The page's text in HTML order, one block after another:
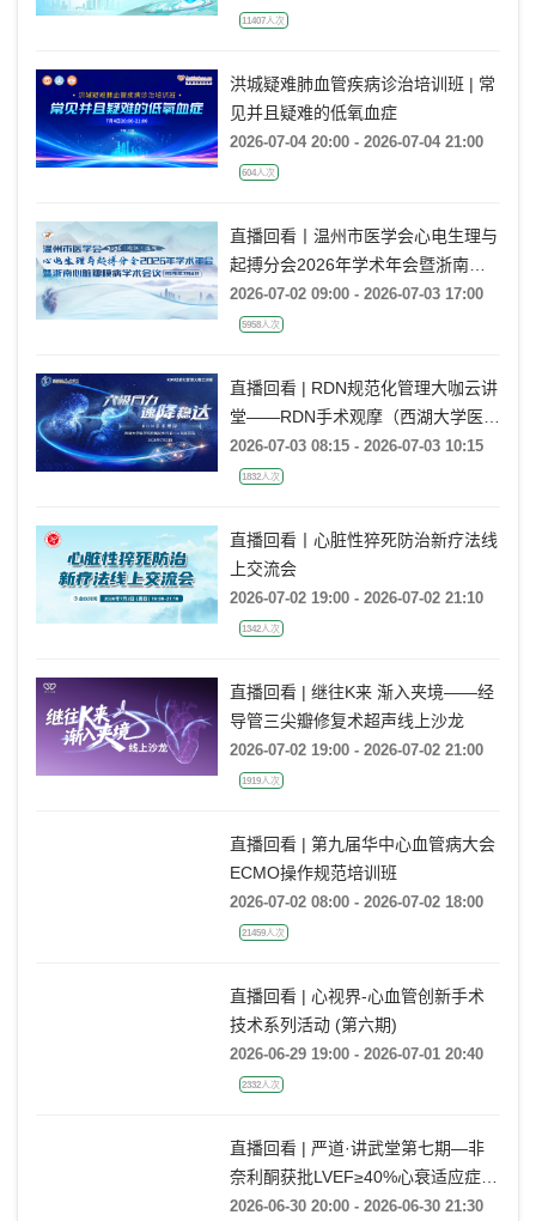
11407人次
洪城疑难肺血管疾病诊治培训班 | 常
见并且疑难的低氧血症
2026-07-04 20:00 - 2026-07-04 21:00
604人次
直播回看丨温州市医学会心电生理与
起搏分会2026年学术年会暨浙南心
脏瓣膜病学术会议
2026-07-02 09:00 - 2026-07-03 17:00
5958人次
直播回看 | RDN规范化管理大咖云讲
堂——RDN手术观摩（西湖大学医学
院附属杭州市第一人民医院站）
2026-07-03 08:15 - 2026-07-03 10:15
1832人次
直播回看丨心脏性猝死防治新疗法线
上交流会
2026-07-02 19:00 - 2026-07-02 21:10
1342人次
直播回看 | 继往K来 渐入夹境——经
导管三尖瓣修复术超声线上沙龙
2026-07-02 19:00 - 2026-07-02 21:00
1919人次
直播回看 | 第九届华中心血管病大会
ECMO操作规范培训班
2026-07-02 08:00 - 2026-07-02 18:00
21459人次
直播回看 | 心视界-心血管创新手术
技术系列活动 (第六期)
2026-06-29 19:00 - 2026-07-01 20:40
2332人次
直播回看 | 严道·讲武堂第七期—非
奈利酮获批LVEF≥40%心衰适应症，
临床到底怎么用？
2026-06-30 20:00 - 2026-06-30 21:30